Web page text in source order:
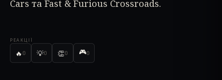
РЕАКЦІЇ
🔥 0 💡0 👏0 🎮0
Cars та Fast & Furious Crossroads.